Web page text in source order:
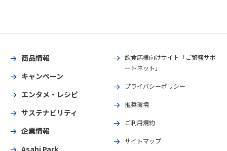
商品情報
キャンペーン
エンタメ・レシピ
サステナビリティ
企業情報
飲食店様向けサイト「ご繁盛サポ
ートネット」
プライバシーポリシー
推奨環境
ご利用規約
サイトマップ